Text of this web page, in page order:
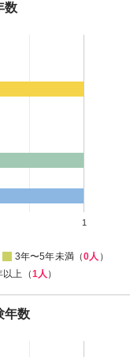
数
1
3年〜5年未満（0人 ）
以上（1人 ）
年数